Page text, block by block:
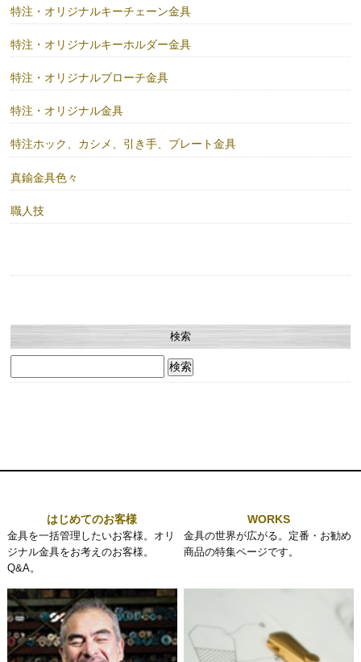
特注・オリジナルキーチェーン金具
特注・オリジナルキーホルダー金具
特注・オリジナルブローチ金具
特注・オリジナル金具
特注ホック、カシメ、引き手、プレート金具
真鍮金具色々
職人技
検索
索:
はじめてのお客様
金具を一括管理したいお客様。オリ
ジナル金具をお考えのお客様。
Q&A。
WORKS
金具の世界が広がる。定番・お勧め
商品の特集ページです。